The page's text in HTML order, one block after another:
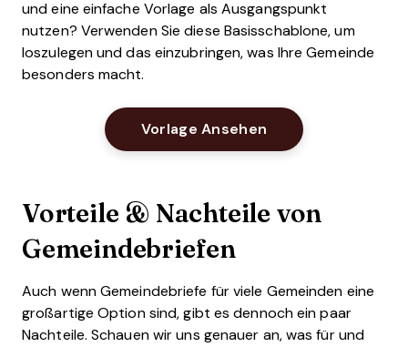
und eine einfache Vorlage als Ausgangspunkt
nutzen? Verwenden Sie diese Basisschablone, um
loszulegen und das einzubringen, was Ihre Gemeinde
besonders macht.
Vorlage Ansehen Opens New
Vorteile & Nachteile von
Gemeindebriefen
Auch wenn Gemeindebriefe für viele Gemeinden eine
großartige Option sind, gibt es dennoch ein paar
Nachteile. Schauen wir uns genauer an, was für und